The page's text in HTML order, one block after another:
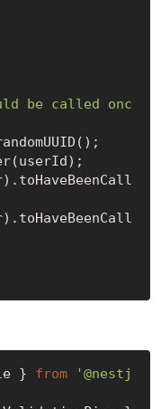
be called onc
} from
'@nestj